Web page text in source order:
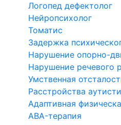
Логопед дефектолог
Нейропсихолог
Томатис
Задержка
Нарушение опорно-
Нарушение речевого
Умственная
Расстройства
Адаптивная
ABA-терапия